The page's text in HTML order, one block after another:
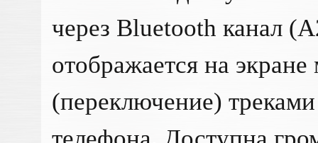
через Bluetooth канал
отображается на
(переключение)